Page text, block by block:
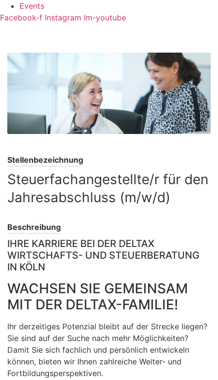
Events
Facebook-f Instagram Im-youtube
Stellenbezeichnung
Steuerfachangestellte/r für den
Jahresabschluss (m/w/d)
Beschreibung
IHRE KARRIERE BEI DER DELTAX
WIRTSCHAFTS- UND STEUERBERATUNG
IN KÖLN
WACHSEN SIE GEMEINSAM
MIT DER DELTAX-FAMILIE!
Ihr derzeitiges Potenzial bleibt auf der Strecke liegen?
Sie sind auf der Suche nach mehr Möglichkeiten?
Damit Sie sich fachlich und persönlich entwickeln
können, bieten wir Ihnen zahlreiche Weiter- und
Fortbildungsperspektiven.